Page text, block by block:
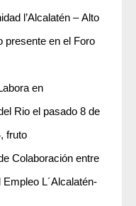
l’Alcalatén – Alto
presente en el Foro
en
Rio el pasado 8 de
fruto
Colaboración entre
L´Alcalatén-